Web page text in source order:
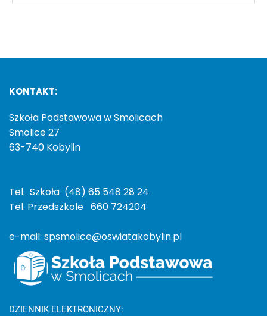
KONTAKT:
Szkoła Podstawowa w Smolicach
Smolice 27
63-740 Kobylin
Tel. Szkoła (48) 65 548 28 24
Tel. Przedszkole 660 724204
e-mail: spsmolice@oswiatakobylin.pl
DZIENNIK ELEKTRONICZNY: